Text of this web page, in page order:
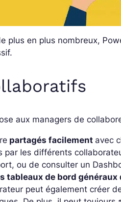
plus en plus nombreux,
aux managers de
partagés facilement avec
par les différents
ou de consulter un
tableaux de bord
peut également créer